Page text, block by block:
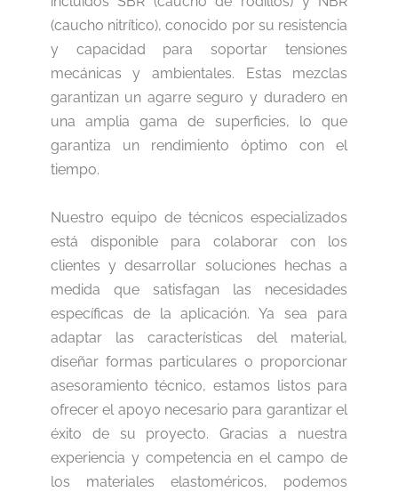
(caucho nitrítico), conocido por su resistencia
y capacidad para soportar tensiones
mecánicas y ambientales. Estas mezclas
garantizan un agarre seguro y duradero en
una amplia gama de superficies, lo que
garantiza un rendimiento óptimo con el
tiempo.
Nuestro equipo de técnicos especializados
está disponible para colaborar con los
clientes y desarrollar soluciones hechas a
medida que satisfagan las necesidades
específicas de la aplicación. Ya sea para
adaptar las características del material,
diseñar formas particulares o proporcionar
asesoramiento técnico, estamos listos para
ofrecer el apoyo necesario para garantizar el
éxito de su proyecto. Gracias a nuestra
experiencia y competencia en el campo de
los materiales elastoméricos, podemos